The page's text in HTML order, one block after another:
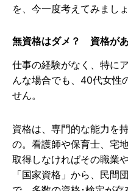
を、今一度考えてみましょ
無資格はダメ？ 資格が
仕事の経験がなく、特に
んな場合でも、40代女性
せん。
資格は、専門的な能力を
の。看護師や保育士、宅
取得しなければその職業
「国家資格」から、民間